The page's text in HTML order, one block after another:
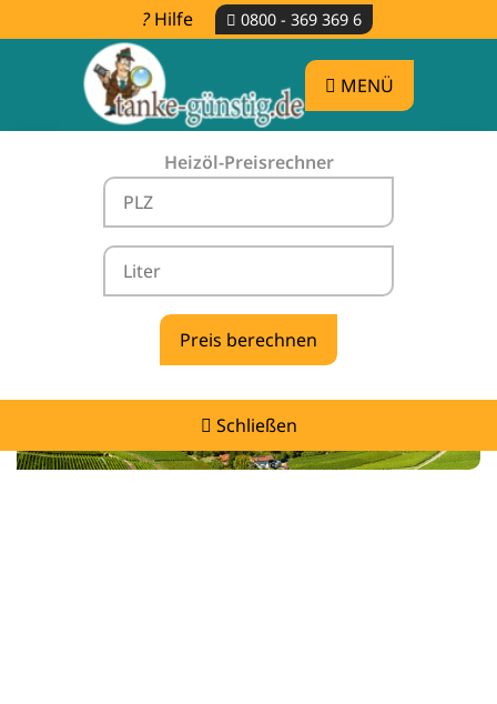
Hilfe 0800 - 369 369 6
MENÜ
Heizöl-Preisrechner
Schließen
Heizölpreise Neidenstein -
vergleichen & günstig tanken